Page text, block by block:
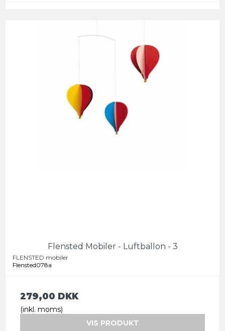
Flensted Mobiler - Luftballon - 3
FLENSTED mobiler
Flensted078a
279,00 DKK
(inkl. moms)
VIS PRODUKT